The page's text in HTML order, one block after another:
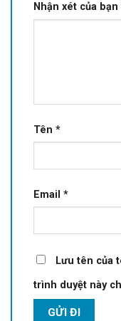
Nhận xét của bạn
Tên *
Email *
Lưu tên của
trình duyệt này